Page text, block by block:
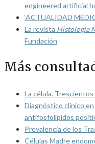
engineered artificial
‘ACTUALIDAD
La revista Histología
Fundación
Más
La célula.
Diagnóstico clínico
antifosfolípidos
Prevalencia de los
Células Madre